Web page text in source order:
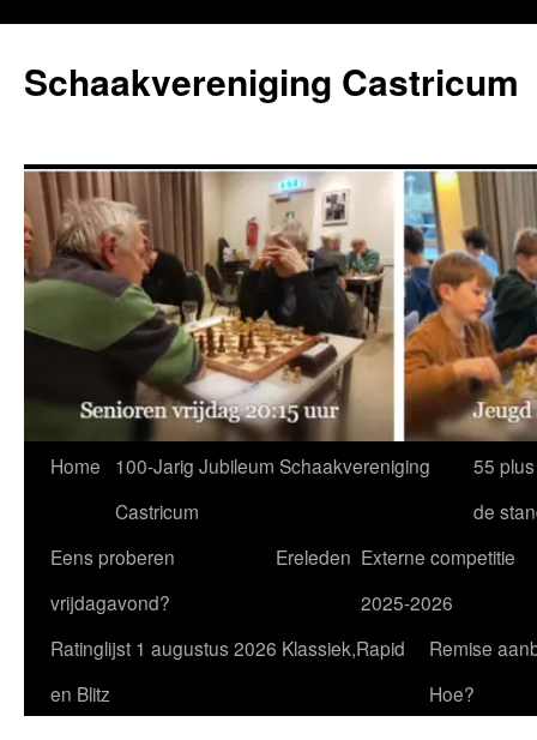
de
inhoud
Schaakvereniging Castricum
Home
100-Jarig Jubileum Schaakvereniging
Castricum
55
de
Eens proberen
vrijdagavond?
Ereleden Externe competitie
2025-2026
Ratinglijst 1 augustus 2026 Klassiek,Rapid
en Blitz
Remise
Hoe?